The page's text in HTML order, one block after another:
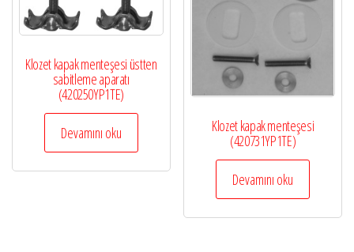
Klozet kapak menteşesi üstten
sabitleme aparatı
(420250YP1TE)
Devamını oku Klozet kapak menteşesi
(420731YP1TE)
Devamını oku